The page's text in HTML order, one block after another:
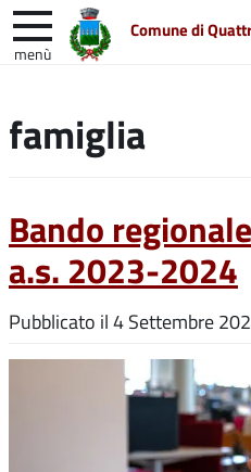
Comune di
menù
sito
famiglia
Bando
a.s. 2023-2024
Pubblicato il 4 Settembre